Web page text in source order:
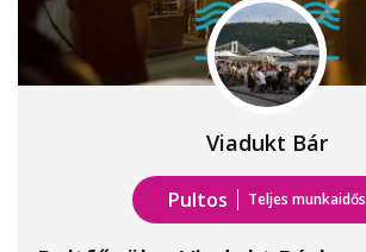
Viadukt Bár
Pultos Teljes munkaidős